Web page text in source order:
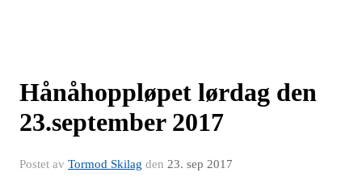
Hånåhoppløpet lørdag den
23.september 2017
Postet av Tormod Skilag den 23. sep 2017